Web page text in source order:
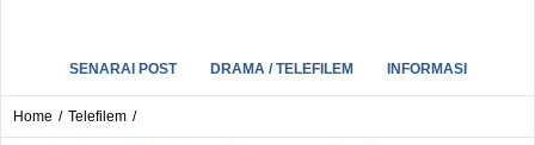
SENARAI POST DRAMA / TELEFILEM INFORMASI
Home / Telefilem /